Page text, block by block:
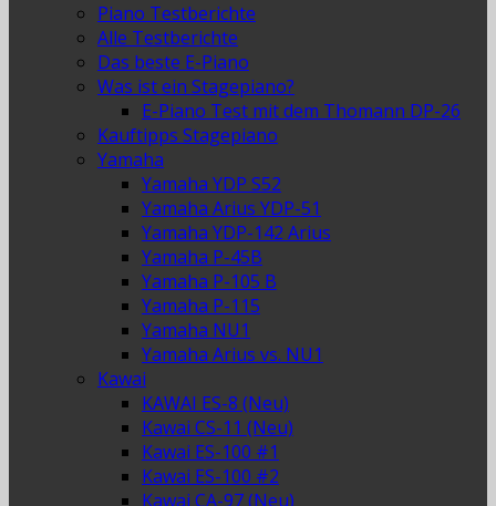
Piano Testberichte
Alle Testberichte
Das beste E-Piano
Was ist ein Stagepiano?
E-Piano Test mit dem Thomann DP-26
Kauftipps Stagepiano
Yamaha
Yamaha YDP S52
Yamaha Arius YDP-51
Yamaha YDP-142 Arius
Yamaha P-45B
Yamaha P-105 B
Yamaha P-115
Yamaha NU1
Yamaha Arius vs. NU1
Kawai
KAWAI ES-8 (Neu)
Kawai CS-11 (Neu)
Kawai ES-100 #1
Kawai ES-100 #2
Kawai CA-97 (Neu)